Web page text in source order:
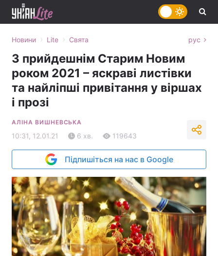
Новини › Lite › Свята рус
З прийдешнім Старим Новим
роком 2021 – яскраві листівки
та найліпші привітання у віршах
і прозі
АЛІНА ВИШНЕВСЬКА
10:31, 12.01.21 6 хв. 119643
Підпишіться на нас в Google